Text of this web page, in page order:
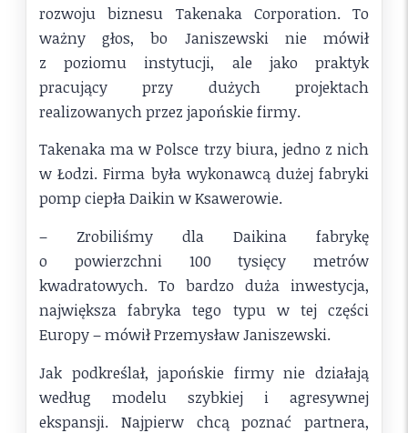
rozwoju biznesu Takenaka Corporation. To
ważny głos, bo Janiszewski nie mówił
z poziomu instytucji, ale jako praktyk
pracujący przy dużych projektach
realizowanych przez japońskie firmy.
Takenaka ma w Polsce trzy biura, jedno z nich
w Łodzi. Firma była wykonawcą dużej fabryki
pomp ciepła Daikin w Ksawerowie.
– Zrobiliśmy dla Daikina fabrykę
o powierzchni 100 tysięcy metrów
kwadratowych. To bardzo duża inwestycja,
największa fabryka tego typu w tej części
Europy – mówił Przemysław Janiszewski.
Jak podkreślał, japońskie firmy nie działają
według modelu szybkiej i agresywnej
ekspansji. Najpierw chcą poznać partnera,